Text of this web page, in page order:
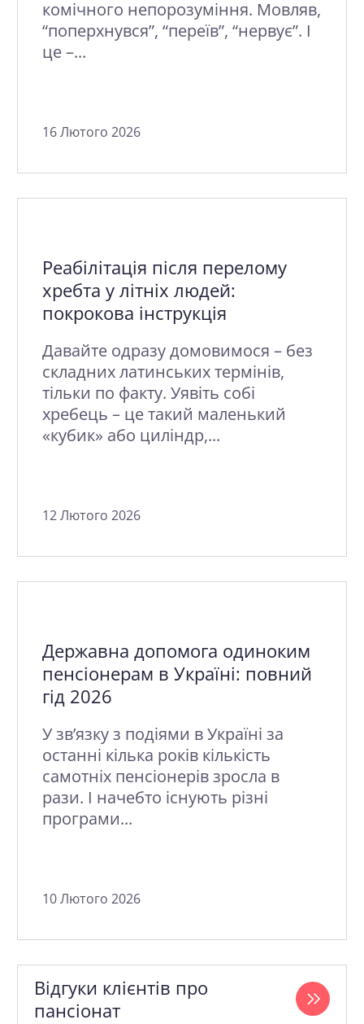
комічного непорозуміння. Мовляв,
“поперхнувся”, “переїв”, “нервує”. І
це –...
16 Лютого 2026
Реабілітація після перелому
хребта у літніх людей:
покрокова інструкція
Давайте одразу домовимося – без
складних латинських термінів,
тільки по факту. Уявіть собі
хребець – це такий маленький
«кубик» або циліндр,...
12 Лютого 2026
Державна допомога одиноким
пенсіонерам в Україні: повний
гід 2026
У зв’язку з подіями в Україні за
останні кілька років кількість
самотніх пенсіонерів зросла в
рази. І начебто існують різні
програми...
10 Лютого 2026
Відгуки клієнтів про
пансіонат